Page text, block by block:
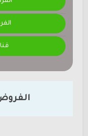
الفرض 1-